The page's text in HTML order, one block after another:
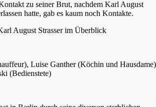
zu seiner Brut, nachdem Karl August
hatte, gab es kaum noch Kontakte.
August Strasser im Überblick
Luise Ganther (Köchin und Hausdame)
(Bedienstete)